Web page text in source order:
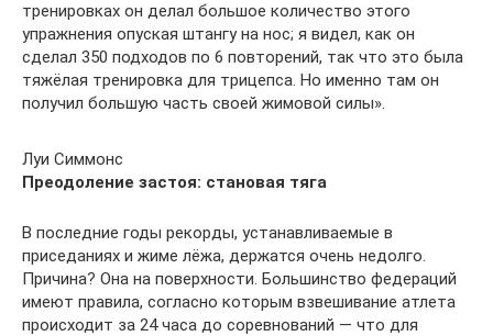
тренировках он делал большое количество этого
упражнения опуская штангу на нос; я видел, как он
сделал 350 подходов по 6 повторений, так что это была
тяжёлая тренировка для трицепса. Но именно там он
получил большую часть своей жимовой силы».
Луи Симмонс
Преодоление застоя: становая тяга
В последние годы рекорды, устанавливаемые в
приседаниях и жиме лёжа, держатся очень недолго.
Причина? Она на поверхности. Большинство федераций
имеют правила, согласно которым взвешивание атлета
происходит за 24 часа до соревнований — что для